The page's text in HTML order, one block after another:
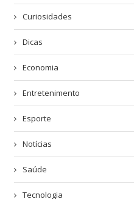
Curiosidades
Dicas
Economia
Entretenimento
Esporte
Notícias
Saúde
Tecnologia